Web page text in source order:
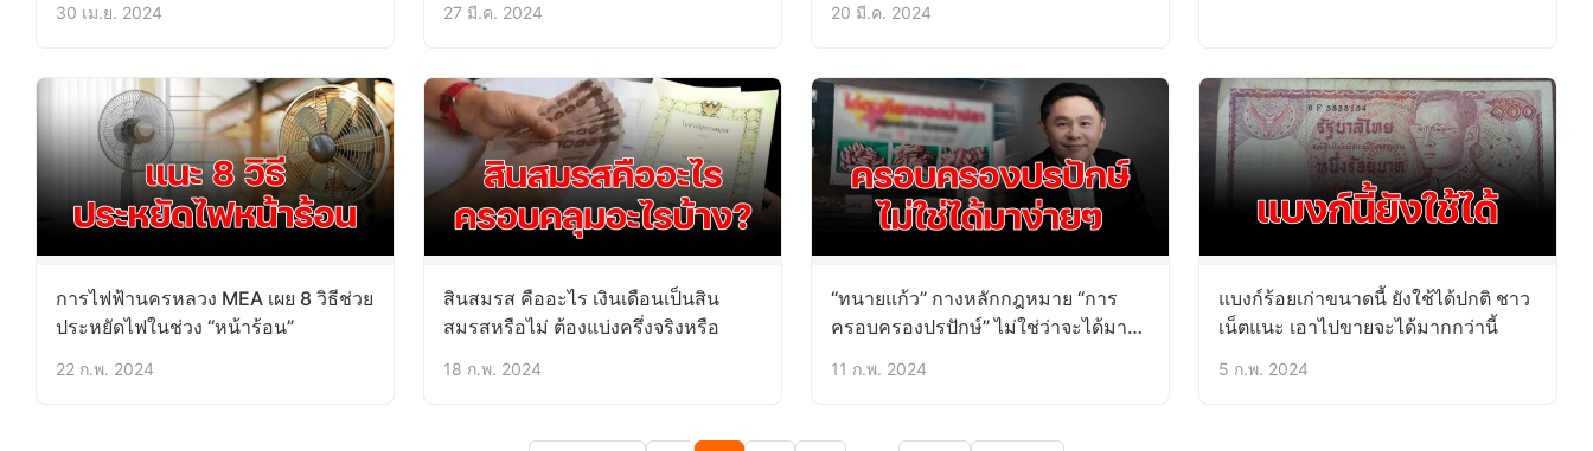
30 เม.ย. 2024 27 มี.ค. 2024 20 มี.ค. 2024
การไฟฟ้านครหลวง MEA เผย 8 วิธีช่วย
ประหยัดไฟในช่วง “หน้าร้อน”
22 ก.พ. 2024
สินสมรส คืออะไร เงินเดือนเป็นสิน
สมรสหรือไม่ ต้องแบ่งครึ่งจริงหรือ
18 ก.พ. 2024
“ทนายแก้ว” กางหลักกฎหมาย “การ
ครอบครองปรปักษ์” ไม่ใช่ว่าจะได้มา
11 ก.พ. 2024
แบงก์ร้อยเก่าขนาดนี้ ยังใช้ได้ปกติ ชาว
เน็ตแนะ เอาไปขายจะได้มากกว่านี้
5 ก.พ. 2024